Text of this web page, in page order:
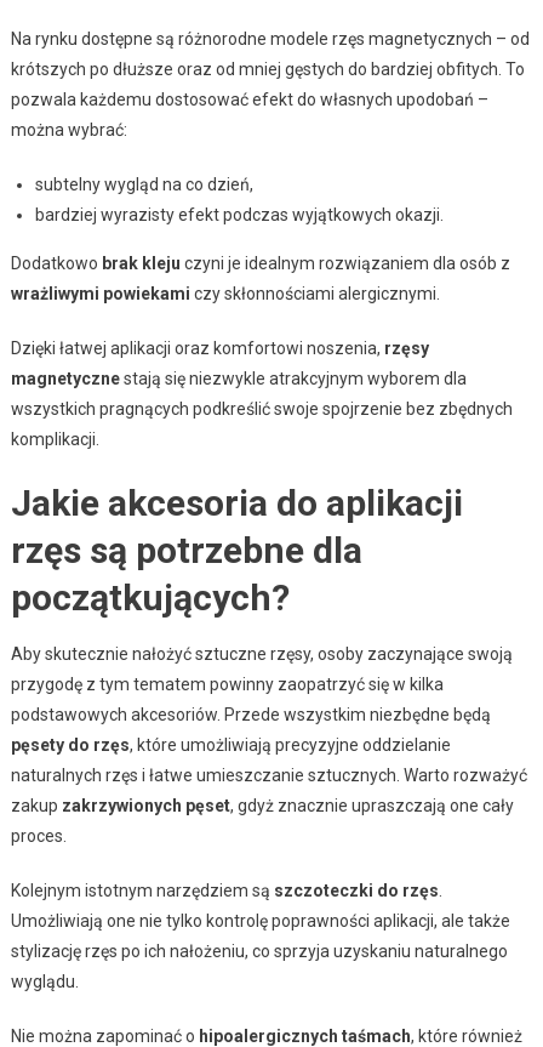
Na rynku dostępne są różnorodne modele rzęs magnetycznych – od
krótszych po dłuższe oraz od mniej gęstych do bardziej obfitych. To
pozwala każdemu dostosować efekt do własnych upodobań –
można wybrać:
subtelny wygląd na co dzień,
bardziej wyrazisty efekt podczas wyjątkowych okazji.
Dodatkowo brak kleju czyni je idealnym rozwiązaniem dla osób z
wrażliwymi powiekami czy skłonnościami alergicznymi.
Dzięki łatwej aplikacji oraz komfortowi noszenia, rzęsy
magnetycznestają się niezwykle atrakcyjnym wyborem dla
wszystkich pragnących podkreślić swoje spojrzenie bez zbędnych
komplikacji.
Jakie akcesoria do aplikacji
rzęs są potrzebne dla
początkujących?
Aby skutecznie nałożyć sztuczne rzęsy, osoby zaczynające swoją
przygodę z tym tematem powinny zaopatrzyć się w kilka
podstawowych akcesoriów. Przede wszystkim niezbędne będą
pęsety do rzęs, które umożliwiają precyzyjne oddzielanie
naturalnych rzęs i łatwe umieszczanie sztucznych. Warto rozważyć
zakup zakrzywionych pęset, gdyż znacznie upraszczają one cały
proces.
Kolejnym istotnym narzędziem są szczoteczki do rzęs
Umożliwiają one nie tylko kontrolę poprawności aplikacji, ale także
stylizację rzęs po ich nałożeniu, co sprzyja uzyskaniu naturalnego
wyglądu.
Nie można zapominać o hipoalergicznych taśmach, które również